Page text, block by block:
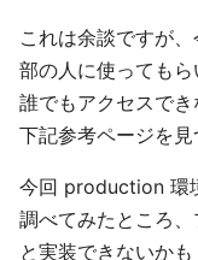
これは余談ですが
部の人に使ってもら
誰でもアクセスでき
下記参考ページを見
今回 production 環
調べてみたところ
と実装できないかも